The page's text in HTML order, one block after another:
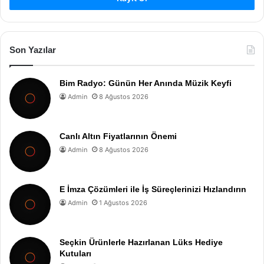
Son Yazılar
Bim Radyo: Günün Her Anında Müzik Keyfi
Admin 8 Ağustos 2026
Canlı Altın Fiyatlarının Önemi
Admin 8 Ağustos 2026
E İmza Çözümleri ile İş Süreçlerinizi Hızlandırın
Admin 1 Ağustos 2026
Seçkin Ürünlerle Hazırlanan Lüks Hediye
Kutuları